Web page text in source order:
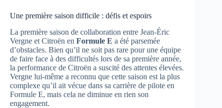
Une première saison difficile : défis et espoirs
La première saison de collaboration entre Jean-Éric
Vergne et Citroën en Formule E a été parsemée
d’obstacles. Bien qu’il ne soit pas rare pour une équipe
de faire face à des difficultés lors de sa première année,
la performance de Citroën a suscité des attentes élevées.
Vergne lui-même a reconnu que cette saison est la plus
complexe qu’il ait vécue dans sa carrière de pilote en
Formule E, mais cela ne diminue en rien son
engagement.